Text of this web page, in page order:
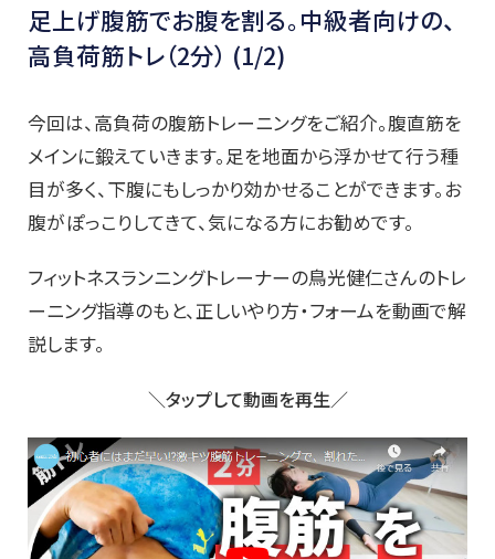
足上げ腹筋でお腹を割る。中級者向けの、
高負荷筋トレ（2分） (1/2)
今回は、高負荷の腹筋トレーニングをご紹介。腹直筋を
メインに鍛えていきます。足を地面から浮かせて行う種
目が多く、下腹にもしっかり効かせることができます。お
腹がぽっこりしてきて、気になる方にお勧めです。
フィットネスランニングトレーナーの鳥光健仁さんのトレ
ーニング指導のもと、正しいやり方・フォームを動画で解
説します。
＼タップして動画を再生／